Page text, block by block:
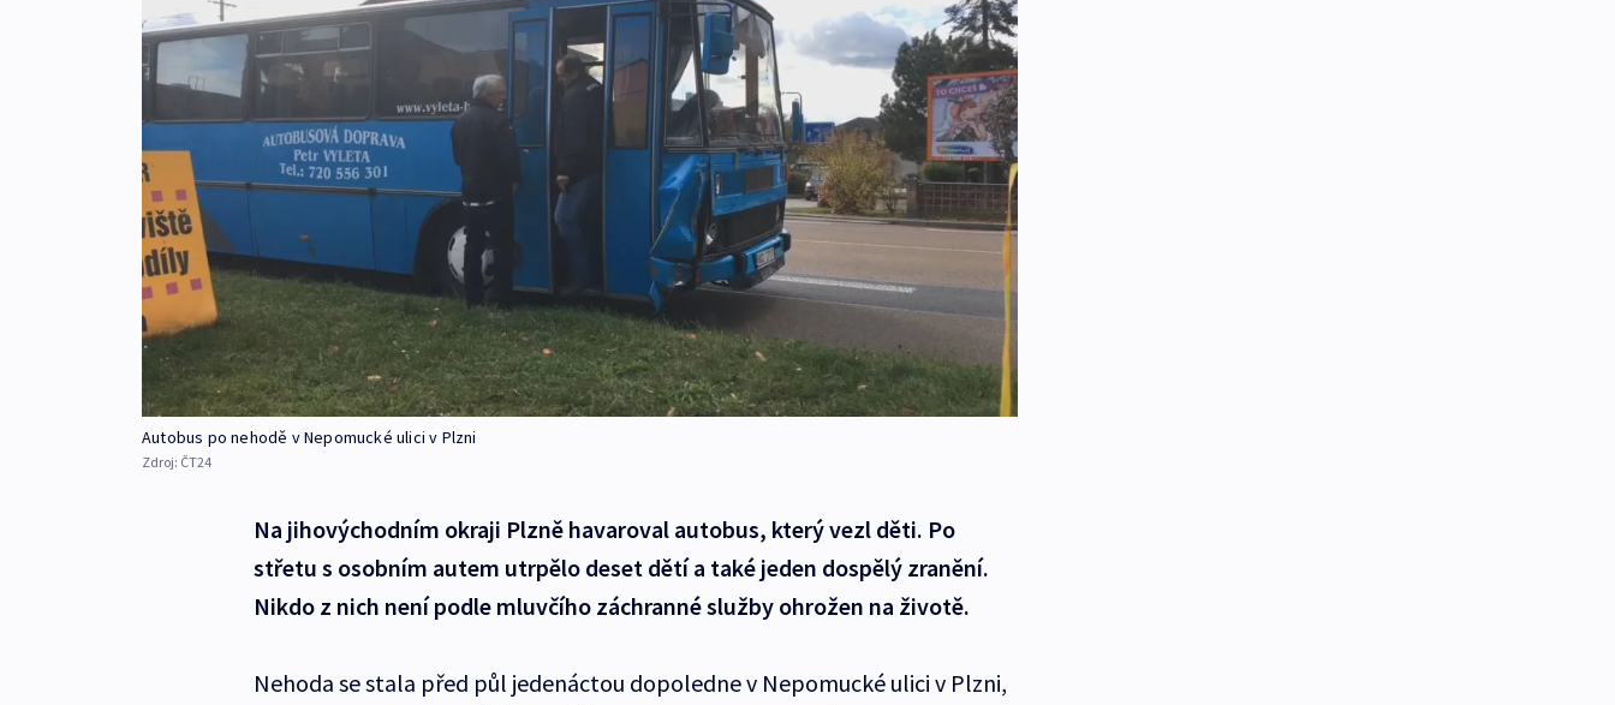
Autobus po nehodě v Nepomucké ulici v Plzni
Zdroj: ČT24
Na jihovýchodním okraji Plzně havaroval autobus, který vezl děti. Po
střetu s osobním autem utrpělo deset dětí a také jeden dospělý zranění.
Nikdo z nich není podle mluvčího záchranné služby ohrožen na životě.
Nehoda se stala před půl jedenáctou dopoledne v Nepomucké ulici v Plzni,